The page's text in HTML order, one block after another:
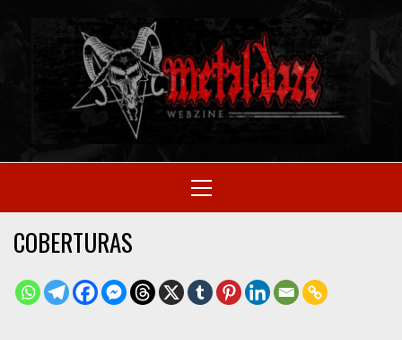
SITIO OFICIAL
Menu
COBERTURAS